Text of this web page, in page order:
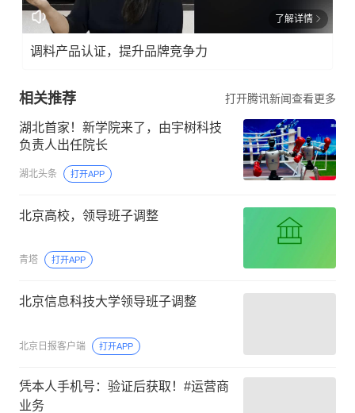
了解详情
调料产品认证，提升品牌竞争力
相关推荐 打开腾讯新闻查看更多
湖北首家！新学院来了，由宇树科技
负责人出任院长
湖北头条 打开APP
北京高校，领导班子调整
青塔 打开APP
北京信息科技大学领导班子调整
北京日报客户端 打开APP
凭本人手机号：验证后获取！#运营商
业务